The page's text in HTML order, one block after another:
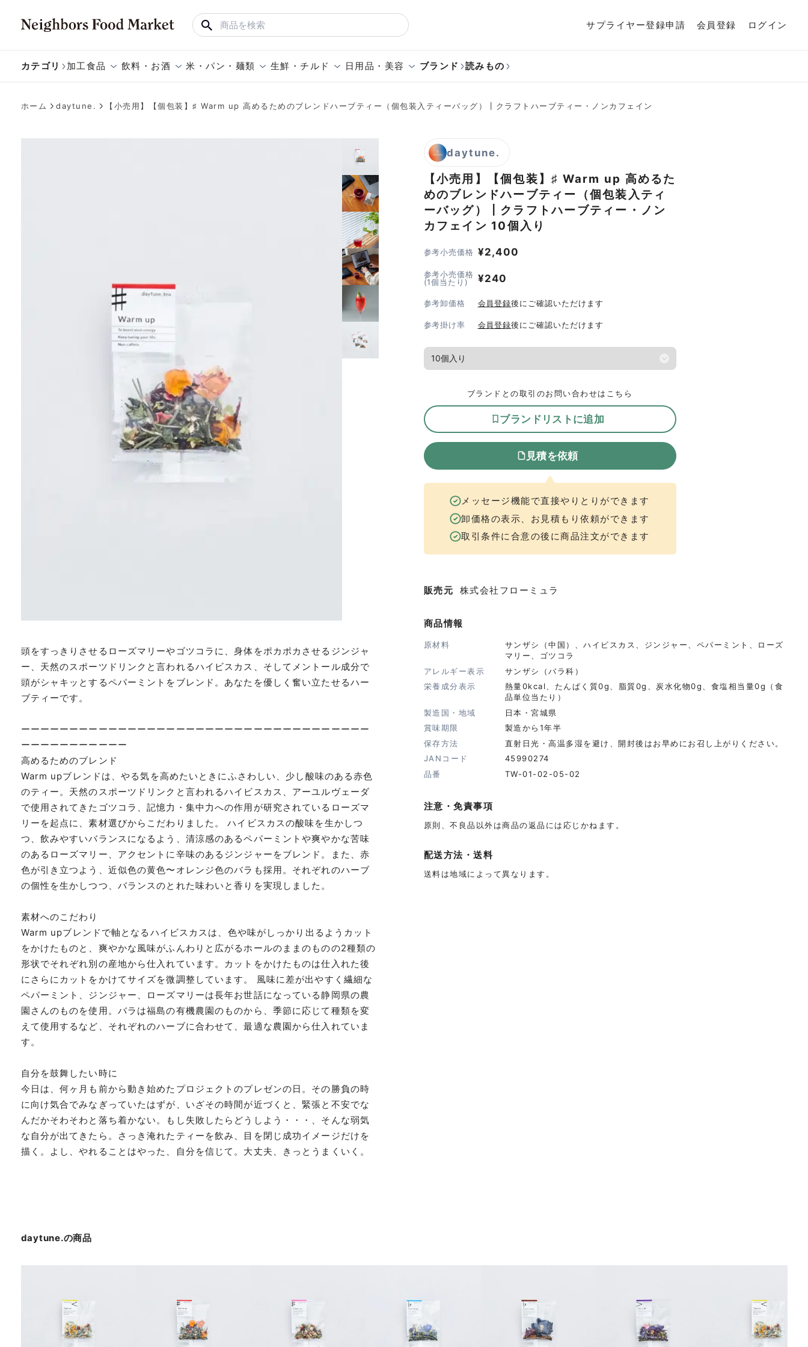
サプライヤー登録申請 会員登録 ログイン
カテゴリ 加工食品 飲料・お酒 米・パン・麺類 生鮮・チルド 日用品・美容 ブランド 読みもの
ホーム daytune. 【小売用】【個包装】♯ Warm up 高めるためのブレンドハーブティー（個包装入ティーバッグ）┃クラフトハーブティー・ノンカフェイン
daytune.
【小売用】【個包装】♯ Warm up 高めるた
めのブレンドハーブティー（個包装入ティ
ーバッグ）┃クラフトハーブティー・ノン
カフェイン 10個入り
参考小売価格 ¥2,400
参考小売価格
(1個当たり)
¥240
参考卸価格 会員登録後にご確認いただけます
参考掛け率 会員登録後にご確認いただけます
ブランドとの取引のお問い合わせはこちら
ブランドリストに追加
見積を依頼
メッセージ機能で直接やりとりができます
卸価格の表示、お見積もり依頼ができます
取引条件に合意の後に商品注文ができます
頭をすっきりさせるローズマリーやゴツコラに、身体をポカポカさせるジンジャ
ー、天然のスポーツドリンクと言われるハイビスカス、そしてメントール成分で
頭がシャキッとするペパーミントをブレンド。あなたを優しく奮い立たせるハー
ブティーです。
ーーーーーーーーーーーーーーーーーーーーーーーーーーーーーーーーーーーー
ーーーーーーーーーーー
高めるためのブレンド
Warm upブレンドは、やる気を高めたいときにふさわしい、少し酸味のある赤色
のティー。天然のスポーツドリンクと言われるハイビスカス、アーユルヴェーダ
で使用されてきたゴツコラ、記憶力・集中力への作用が研究されているローズマ
リーを起点に、素材選びからこだわりました。 ハイビスカスの酸味を生かしつ
つ、飲みやすいバランスになるよう、清涼感のあるペパーミントや爽やかな苦味
のあるローズマリー、アクセントに辛味のあるジンジャーをブレンド。また、赤
色が引き立つよう、近似色の黄色〜オレンジ色のバラも採用。それぞれのハーブ
の個性を生かしつつ、バランスのとれた味わいと香りを実現しました。
素材へのこだわり
Warm upブレンドで軸となるハイビスカスは、色や味がしっかり出るようカット
をかけたものと、爽やかな風味がふんわりと広がるホールのままのものの2種類の
形状でそれぞれ別の産地から仕入れています。カットをかけたものは仕入れた後
にさらにカットをかけてサイズを微調整しています。 風味に差が出やすく繊細な
ペパーミント、ジンジャー、ローズマリーは長年お世話になっている静岡県の農
園さんのものを使用。バラは福島の有機農園のものから、季節に応じて種類を変
えて使用するなど、それぞれのハーブに合わせて、最適な農園から仕入れていま
す。
自分を鼓舞したい時に
今日は、何ヶ月も前から動き始めたプロジェクトのプレゼンの日。その勝負の時
に向け気合でみなぎっていたはずが、いざその時間が近づくと、緊張と不安でな
んだかそわそわと落ち着かない。もし失敗したらどうしよう・・・、そんな弱気
な自分が出てきたら。さっき淹れたティーを飲み、目を閉じ成功イメージだけを
描く。よし、やれることはやった、自分を信じて。大丈夫、きっとうまくいく。
販売元 株式会社フローミュラ
商品情報
原材料
サンザシ（中国）、ハイビスカス、ジンジャー、ペパーミント、ローズ
マリー、ゴツコラ
アレルギー表示
サンザシ（バラ科）
栄養成分表示
熱量0kcal、たんぱく質0g、脂質0g、炭水化物0g、食塩相当量0g（食
品単位当たり）
製造国・地域
日本・宮城県
賞味期限
製造から1年半
保存方法
直射日光・高温多湿を避け、開封後はお早めにお召し上がりください。
JANコード
45990274
品番
TW-01-02-05-02
注意・免責事項
原則、不良品以外は商品の返品には応じかねます。
配送方法・送料
送料は地域によって異なります。
daytune.の商品